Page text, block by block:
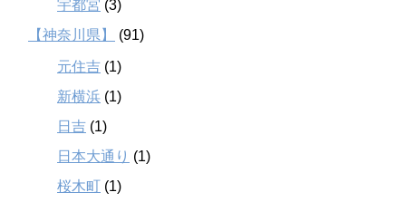
宇都宮 (3)
【神奈川県】
(91)
元住吉 (1)
新横浜 (1)
日吉 (1)
日本大通り (1)
桜木町 (1)